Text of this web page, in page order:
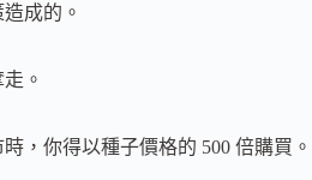
成的。
。
，你得以種子價格的 500 倍購買。